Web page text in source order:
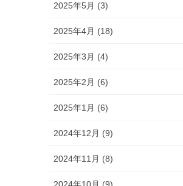
2025年5月 (3)
2025年4月 (18)
2025年3月 (4)
2025年2月 (6)
2025年1月 (6)
2024年12月 (9)
2024年11月 (8)